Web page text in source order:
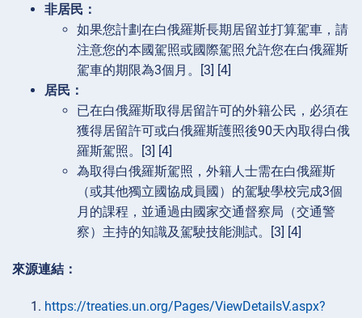
非居民：
如果您計劃在白俄羅斯長期居留並打算駕車，請
注意您的本國駕照或國際駕照允許您在白俄羅斯
駕車的期限為3個月。[3] [4]
居民：
已在白俄羅斯取得居留許可的外籍公民，必須在
獲得居留許可或白俄羅斯護照後90天內取得白俄
羅斯駕照。[3] [4]
為取得白俄羅斯駕照，外籍人士需在白俄羅斯
（或其他獨立國協成員國）的駕駛學校完成3個
月的課程，並通過由國家交通督察局（交通警
察）主持的知識及駕駛技能測試。[3] [4]
來源連結：
https://treaties.un.org/Pages/ViewDetailsV.aspx?